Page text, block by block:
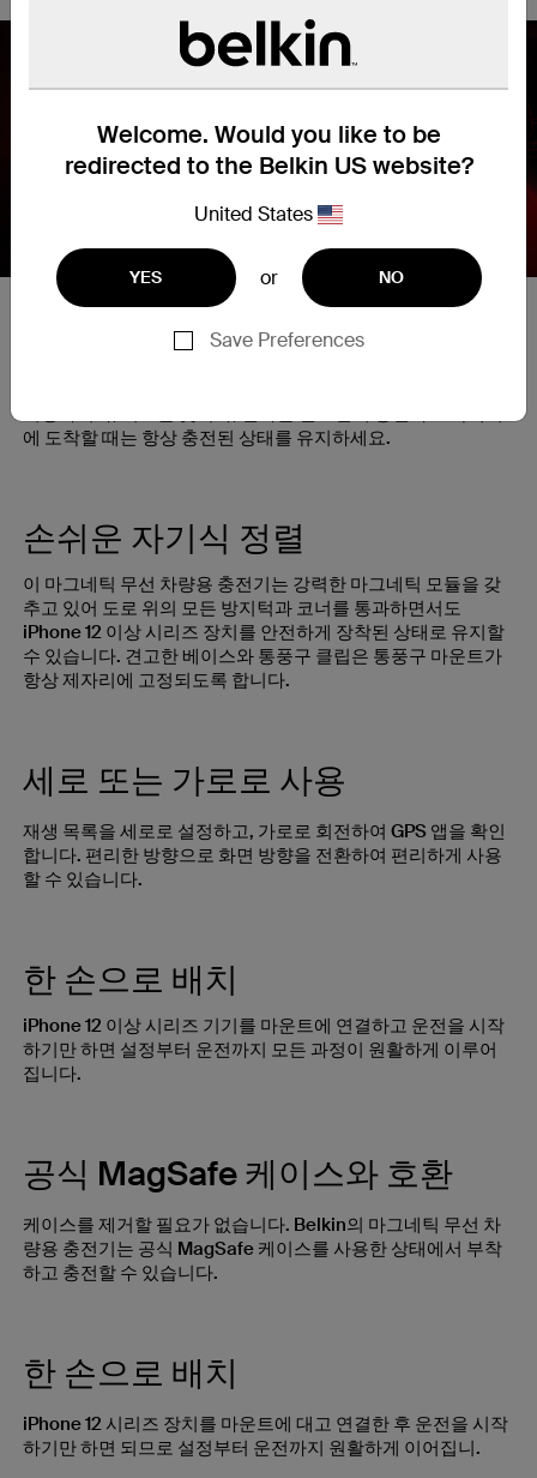
Welcome. Would you like to be
redirected to the Belkin US website?
United States
YES or NO
Save Preferences
10W 고속 무선 충전
에 도착할 때는 항상 충전된 상태를 유지하세요.
손쉬운 자기식 정렬
이 마그네틱 무선 차량용 충전기는 강력한 마그네틱 모듈을 갖
추고 있어 도로 위의 모든 방지턱과 코너를 통과하면서도
iPhone 12 이상 시리즈 장치를 안전하게 장착된 상태로 유지할
수 있습니다. 견고한 베이스와 통풍구 클립은 통풍구 마운트가
항상 제자리에 고정되도록 합니다.
세로 또는 가로로 사용
재생 목록을 세로로 설정하고, 가로로 회전하여 GPS 앱을 확인
합니다. 편리한 방향으로 화면 방향을 전환하여 편리하게 사용
할 수 있습니다.
한 손으로 배치
iPhone 12 이상 시리즈 기기를 마운트에 연결하고 운전을 시작
하기만 하면 설정부터 운전까지 모든 과정이 원활하게 이루어
집니다.
공식 MagSafe 케이스와 호환
케이스를 제거할 필요가 없습니다. Belkin의 마그네틱 무선 차
량용 충전기는 공식 MagSafe 케이스를 사용한 상태에서 부착
하고 충전할 수 있습니다.
한 손으로 배치
iPhone 12 시리즈 장치를 마운트에 대고 연결한 후 운전을 시작
하기만 하면 되므로 설정부터 운전까지 원활하게 이어집니.